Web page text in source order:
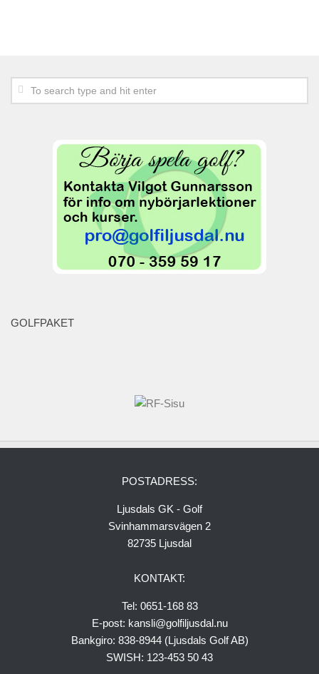
Förslag – frågor
Grönt Kort
Styrelsen
Protokoll och stadgar
Organisation
Träningsgrupper
Gästinfo
Bli ny medlem!
GOLFPAKET
POSTADRESS:
Ljusdals GK - Golf
Svinhammarsvägen 2
82735 Ljusdal
KONTAKT:
Tel: 0651-168 83
E-post: kansli@golfiljusdal.nu
Bankgiro: 838-8944 (Ljusdals Golf AB)
SWISH: 123-453 50 43